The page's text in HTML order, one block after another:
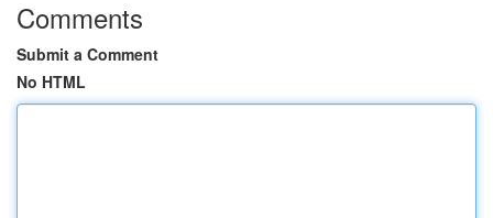
Comments
Submit a Comment
No HTML